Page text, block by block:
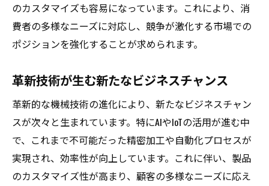
のカスタマイズも容易になっています。これにより、消
費者の多様なニーズに対応し、競争が激化する市場での
ポジションを強化することが求められます。
革新技術が生む新たなビジネスチャンス
革新的な機械技術の進化により、新たなビジネスチャン
スが次々と生まれています。特にAIやIoTの活用が進む中
で、これまで不可能だった精密加工や自動化プロセスが
実現され、効率性が向上しています。これに伴い、製品
のカスタマイズ性が高まり、顧客の多様なニーズに応え